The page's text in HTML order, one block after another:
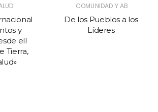
y
ell
Tierra,
COMUNIDAD Y AB
De los Pueblos a los
Líderes